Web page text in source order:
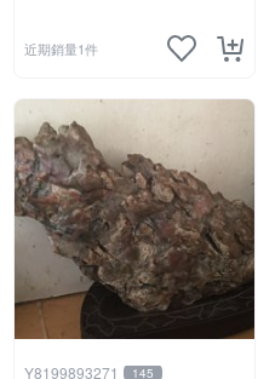
近期銷量1件
Y8199893271 145